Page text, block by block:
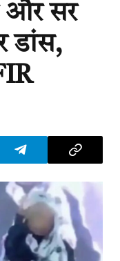
और सर
डांस,